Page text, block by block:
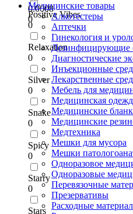
Positive Vibes
0
Relaxation
0
Silver
0
Snake
0
Spicy
0
Starry
0
Stars
0.0008
0
Медицинские товары
Алкотестеры
Аптечки
Гинекология и
Дезинфицирующие
Диагностические
Инъекционные
Лекарственные
Мебель для
Медицинская
Медицинские
Медицинские
Медтехника
Мешки для мусора
Мешки
Одноразовое
Одноразовые
Перевязочные
Презервативы
Расходные